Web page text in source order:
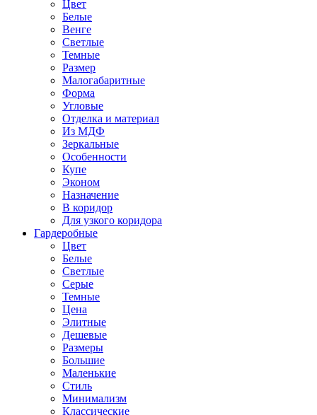
Цвет
Белые
Венге
Светлые
Темные
Размер
Малогабаритные
Форма
Угловые
Отделка и материал
Из МДФ
Зеркальные
Особенности
Купе
Эконом
Назначение
В коридор
Для узкого коридора
Гардеробные
Цвет
Белые
Светлые
Серые
Темные
Цена
Элитные
Дешевые
Размеры
Большие
Маленькие
Стиль
Минимализм
Классические